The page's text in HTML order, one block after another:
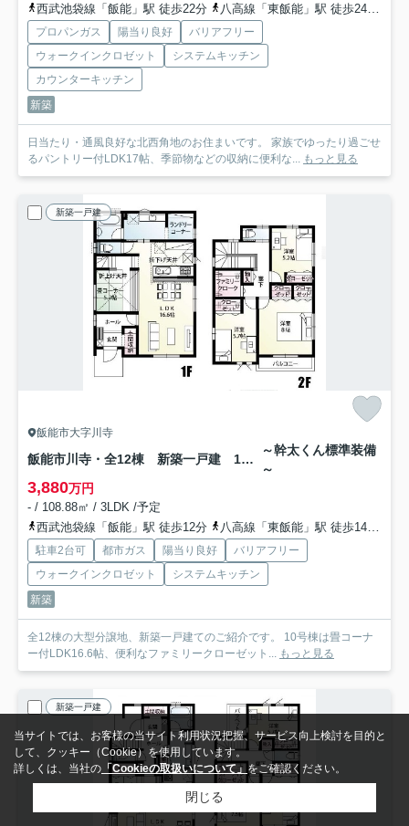
西武池袋線「飯能」駅 徒歩22分
八高線「東飯能」駅 徒歩24分
プロパンガス 陽当り良好
バリアフリー
ウォークインクロゼット
システムキッチン
カウンターキッチン
新築
日当たり・通風良好な北西角地のお住まいです。 家族でゆったり過ごせ
るパントリー付LDK17帖、季節物などの収納に便利な...
もっと見る
新築一戸建
飯能市大字川寺
飯能市川寺・全12棟 新築一戸建 10号棟
～幹太くん標準装備
～
3,880万円
- / 108.88㎡ / 3LDK /予定
西武池袋線「飯能」駅 徒歩12分
八高線「東飯能」駅 徒歩14分
駐車2台可 都市ガス 陽当り良好
バリアフリー
ウォークインクロゼット
システムキッチン
新築
全12棟の大型分譲地、新築一戸建てのご紹介です。 10号棟は畳コーナ
ー付LDK16.6帖、便利なファミリークローゼット...
もっと見る
新築一戸建
当サイトでは、お客様の当サイト利用状況把握、サービス向上検討を目的と
して、クッキー（Cookie）を使用しています。
詳しくは、当社の 「Cookieの取扱いについて」 をご確認ください。
閉じる